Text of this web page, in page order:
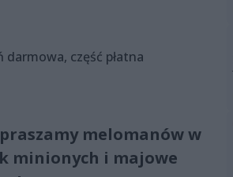
darmowa, część płatna
melomanów w
minionych i majowe